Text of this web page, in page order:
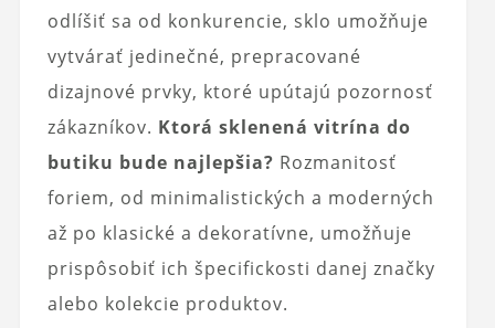
odlíšiť sa od konkurencie, sklo umožňuje
vytvárať jedinečné, prepracované
dizajnové prvky, ktoré upútajú pozornosť
zákazníkov. Ktorá sklenená vitrína do
butiku bude najlepšia? Rozmanitosť
foriem, od minimalistických a moderných
až po klasické a dekoratívne, umožňuje
prispôsobiť ich špecifickosti danej značky
alebo kolekcie produktov.